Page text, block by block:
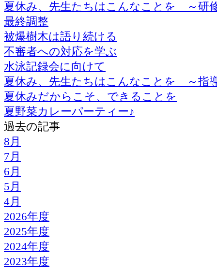
夏休み、先生たちはこんなことを ～研
最終調整
被爆樹木は語り続ける
不審者への対応を学ぶ
水泳記録会に向けて
夏休み、先生たちはこんなことを ～指
夏休みだからこそ、できることを
夏野菜カレーパーティー♪
過去の記事
8月
7月
6月
5月
4月
2026年度
2025年度
2024年度
2023年度